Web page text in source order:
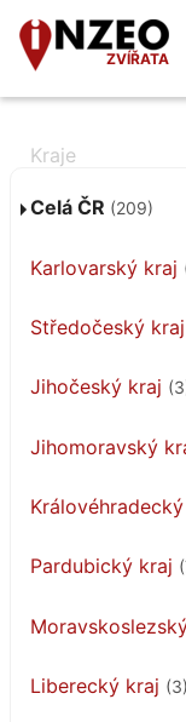
ZVÍŘATA
Celá ČR (209)
Karlovarský kraj
Středočeský kraj
Jihočeský kraj
Jihomoravský
Pardubický kraj
Liberecký kraj (3)